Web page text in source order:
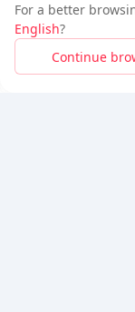
Harus Dibayar
Hemat$0.09
Masukuntuk
For a better
English?
Continue
Ikuti Kami
5% OFF5% OFF